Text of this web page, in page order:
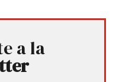
a la